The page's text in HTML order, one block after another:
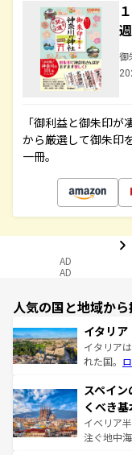
御
「御利益と御朱印
から厳選して御朱印
一冊。
AD
AD
人気の国と地域から
イタリア
イタリア
れた国。
ろん、ト
景など、
ピザやパ
できる。
スペイ
くべき
イベリア
注ぐ地中